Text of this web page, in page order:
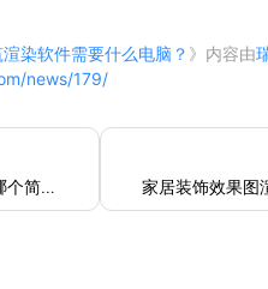
染软件需要什么电脑？ 》内容由
news/179/
个简
家居装饰效果图